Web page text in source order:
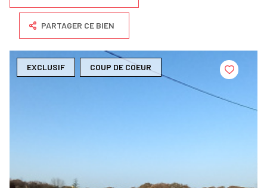
PARTAGER CE BIEN
EXCLUSIF COUP DE COEUR